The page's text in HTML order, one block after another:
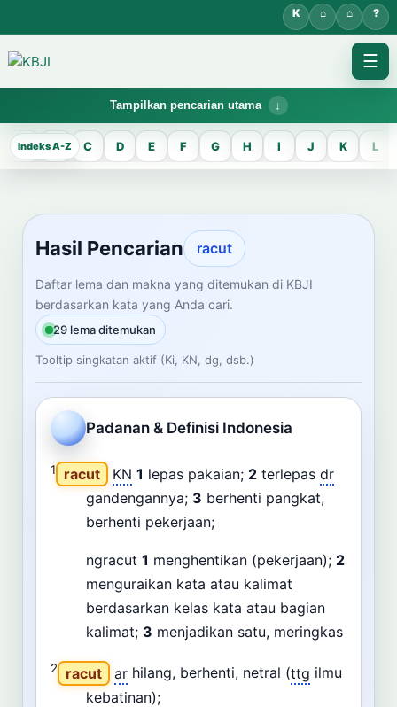
☰
Tampilkan pencarian utama
KBJI WORKSPACE
Hasil Pencarian
Temukan lema Jawa dan maknanya dalam bahasa Indonesia saat
mengelola data Kamus Bahasa Jawa-Indonesia.
CARI LEMA JAWA
Masukkan kata Jawa
Dashboard Pencarian
A B C D E F G H I J K L
Hasil Pencarian racut
Daftar lema dan makna yang ditemukan di KBJI
berdasarkan kata yang Anda cari.
29 lema ditemukan
Tooltip singkatan aktif (Ki, KN, dg, dsb.)
Padanan & Definisi Indonesia
1 racut KN 1 lepas pakaian; 2 terlepas dr
gandengannya; 3 berhenti pangkat,
berhenti pekerjaan;
ngracut 1 menghentikan (pekerjaan); 2
menguraikan kata atau kalimat
berdasarkan kelas kata atau bagian
kalimat; 3 menjadikan satu, meringkas
2 racut ar hilang, berhenti, netral (ttg ilmu
kebatinan);